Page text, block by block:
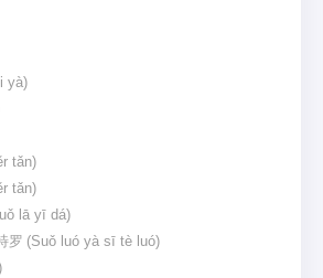
yà)
tǎn)
tǎn)
lā yī dá)
罗 (Suǒ luó yà sī tè luó)